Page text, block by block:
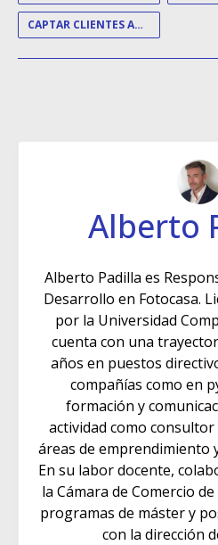
CAPTAR CLIENTES AGENCIA INMOBILIARIA
Alberto
Alberto Padilla es
Desarrollo en Fotocasa.
por la Universidad
cuenta con una
años en puestos
compañías como en
formación y
actividad como
áreas de emprendimiento
En su labor docente,
la Cámara de Comercio
programas de máster y
con la dirección